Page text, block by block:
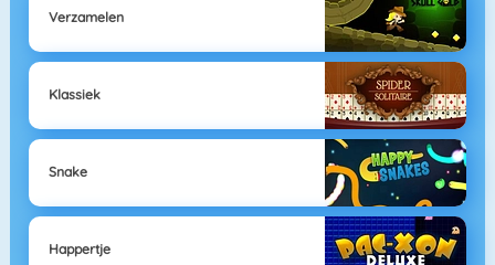
Verzamelen
Klassiek
Snake
Happertje